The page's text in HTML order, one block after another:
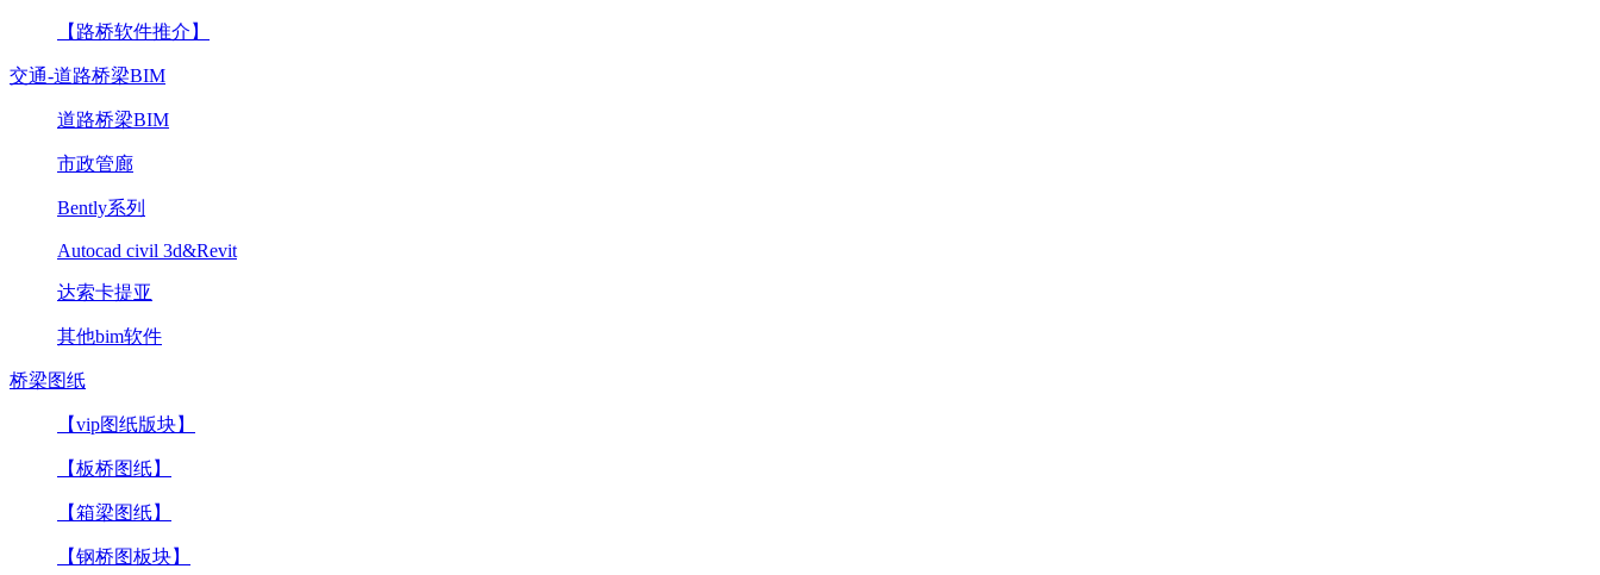
【路桥软件推介】
交通-道路桥梁BIM
道路桥梁BIM
市政管廊
Bently系列
Autocad civil 3d&Revit
达索卡提亚
其他bim软件
桥梁图纸
【vip图纸版块】
【板桥图纸】
【箱梁图纸】
【钢桥图板块】